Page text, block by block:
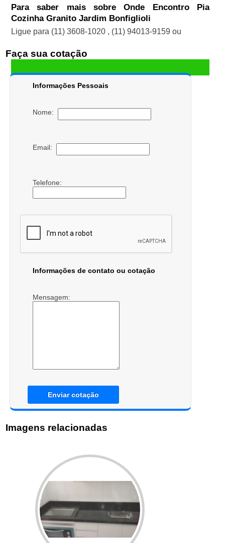
Para saber mais sobre Onde Encontro Pia
Cozinha Granito Jardim Bonfiglioli
Ligue para (11) 3608-1020 , (11) 94013-9159 ou
Faça sua cotação
Informações Pessoais
Nome:
Email:
Telefone:
Informações de contato ou cotação
Mensagem:
Enviar cotação
Imagens relacionadas